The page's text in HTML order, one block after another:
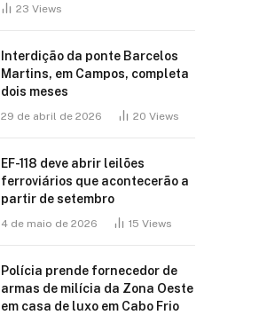
23 Views
Interdição da ponte Barcelos
Martins, em Campos, completa
dois meses
29 de abril de 2026 20 Views
EF-118 deve abrir leilões
ferroviários que acontecerão a
partir de setembro
4 de maio de 2026 15 Views
Polícia prende fornecedor de
armas de milícia da Zona Oeste
em casa de luxo em Cabo Frio